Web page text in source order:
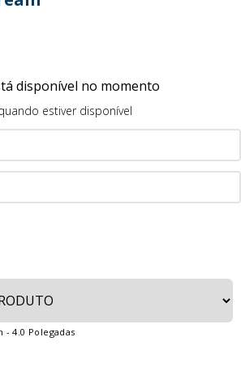
disponível no momento
estiver disponível
- 4.0 Polegadas